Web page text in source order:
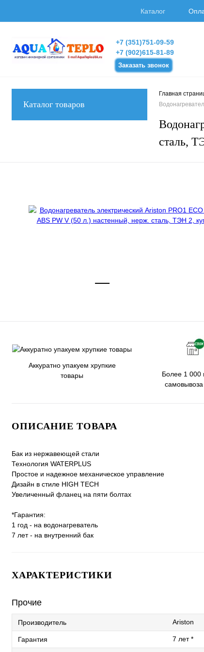
Каталог
+7 (351)751-09-59
+7 (902)615-81-89
Заказать звонок
Каталог товаров
Главная
сталь,
Аккуратно упакуем хрупкие
товары
Более 1 000
ОПИСАНИЕ ТОВАРА
Бак из нержавеющей стали
Технология WATERPLUS
Простое и надежное механическое управление
Дизайн в стиле HIGH TECH
Увеличенный фланец на пяти болтах
*Гарантия:
1 год - на водонагреватель
7 лет - на внутренний бак
ХАРАКТЕРИСТИКИ
Прочие
Производитель Ariston
Гарантия 7 лет *